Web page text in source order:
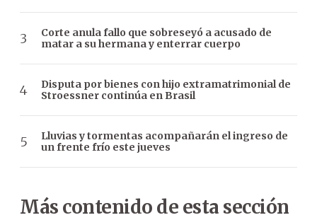
Corte anula fallo que sobreseyó a acusado de
matar a su hermana y enterrar cuerpo
Disputa por bienes con hijo extramatrimonial de
Stroessner continúa en Brasil
Lluvias y tormentas acompañarán el ingreso de
un frente frío este jueves
Más contenido de esta sección